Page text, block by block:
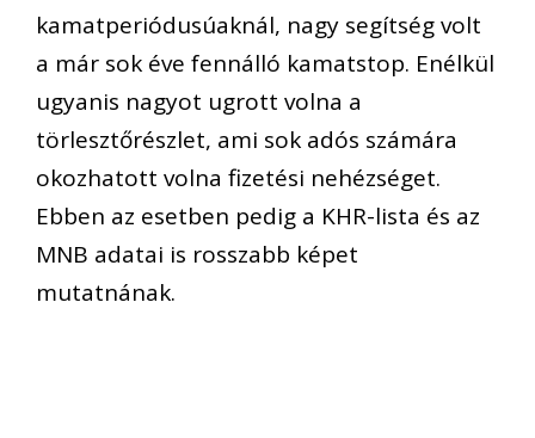
kamatperiódusúaknál, nagy segítség volt
a már sok éve fennálló kamatstop. Enélkül
ugyanis nagyot ugrott volna a
törlesztőrészlet, ami sok adós számára
okozhatott volna fizetési nehézséget.
Ebben az esetben pedig a KHR-lista és az
MNB adatai is rosszabb képet
mutatnának.